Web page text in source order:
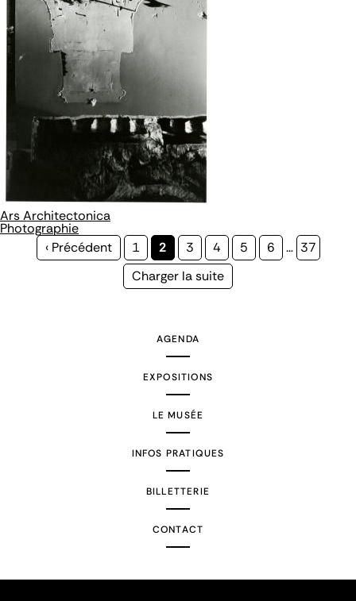
Ars Architectonica
Photographie
Page
‹ Précédent Page
1
Page
courante
2 Page
3 Page
4 Page
5 Page
6 … Page
37
Page
Charger la suite
AGENDA
EXPOSITIONS
LE MUSÉE
INFOS PRATIQUES
BILLETTERIE
CONTACT